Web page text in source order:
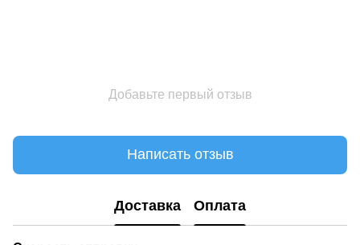
Добавьте первый отзыв
Написать отзыв
Доставка Оплата